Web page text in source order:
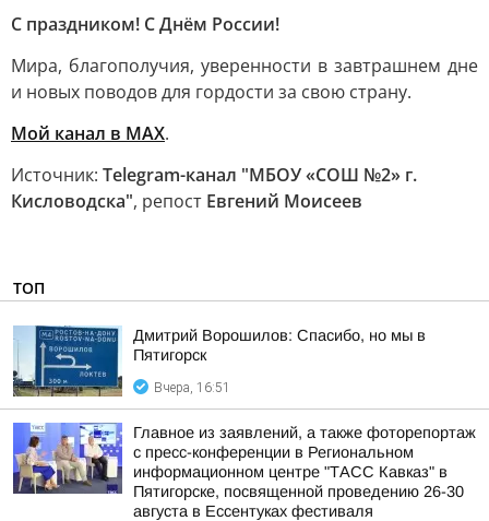
С праздником! С Днём России!
Мира, благополучия, уверенности в завтрашнем дне
и новых поводов для гордости за свою страну.
Мой канал в МАХ.
Источник: Telegram-канал "МБОУ «СОШ №2» г.
Кисловодска", репост Евгений Моисеев
ТОП
Дмитрий Ворошилов: Спасибо, но мы в
Пятигорск
Вчера, 16:51
Главное из заявлений, а также фоторепортаж
с пресс-конференции в Региональном
информационном центре "ТАСС Кавказ" в
Пятигорске, посвященной проведению 26-30
августа в Ессентуках фестиваля